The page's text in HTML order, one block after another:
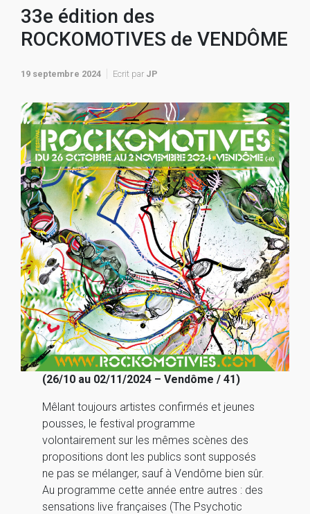
33e édition des
ROCKOMOTIVES de VENDÔME
19 septembre 2024 Ecrit par JP
(26/10 au 02/11/2024 – Vendôme / 41)
Mêlant toujours artistes confirmés et jeunes
pousses, le festival programme
volontairement sur les mêmes scènes des
propositions dont les publics sont supposés
ne pas se mélanger, sauf à Vendôme bien sûr.
Au programme cette année entre autres : des
sensations live françaises (The Psychotic